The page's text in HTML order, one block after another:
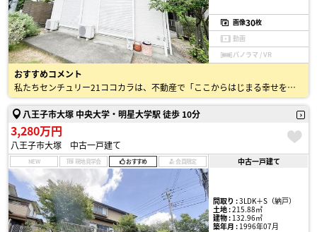
画像30枚
動画
パノラマ / VR
おすすめコメント
私たちセンチュリー21ココカラは、不動産で「ここからはじまる幸せをつくる」というミッションのもと、 地域密着で50年以上にわたり、お住まい探しをサポートしてきました。 不動産のプロとして、戸建・…
八王子市大塚 中央大学・明星大学駅 徒歩 10分
3,280万円
八王子市大塚 中古一戸建て
NEW 現地見学会 おすすめ 会員限定 中古一戸建て
間取り :3LDK＋S（納戸）
土地 :215.88㎡
建物 :132.96㎡
築年月 :1996年07月